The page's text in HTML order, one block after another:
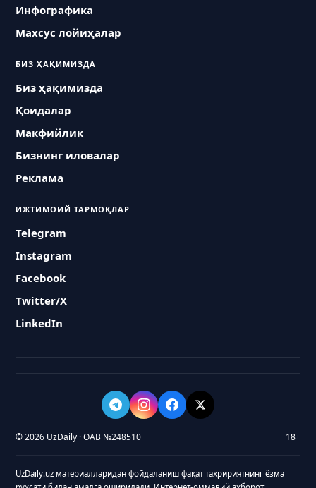
Инфографика
Махсус лойиҳалар
БИЗ ҲАҚИМИЗДА
Биз ҳақимизда
Қоидалар
Макфийлик
Бизнинг иловалар
Реклама
ИЖТИМОИЙ ТАРМОҚЛАР
Telegram
Instagram
Facebook
Twitter/X
LinkedIn
© 2026 UzDaily · ОАВ №248510 18+
UzDaily.uz материалларидан фойдаланиш фақат таҳририятнинг ёзма